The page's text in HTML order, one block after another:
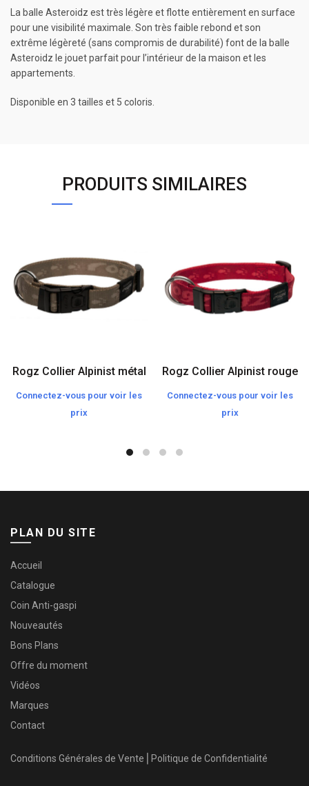
La balle Asteroidz est très légère et flotte entièrement en surface
pour une visibilité maximale. Son très faible rebond et son
extrême légèreté (sans compromis de durabilité) font de la balle
Asteroidz le jouet parfait pour l’intérieur de la maison et les
appartements.
Disponible en 3 tailles et 5 coloris.
PRODUITS SIMILAIRES
Rogz Collier Alpinist métal
Connectez-vous pour voir les
prix
Rogz Collier Alpinist rouge
Connectez-vous pour voir les
prix
PLAN DU SITE
Accueil
Catalogue
Coin Anti-gaspi
Nouveautés
Bons Plans
Offre du moment
Vidéos
Marques
Contact
Conditions Générales de Vente Politique de Confidentialité